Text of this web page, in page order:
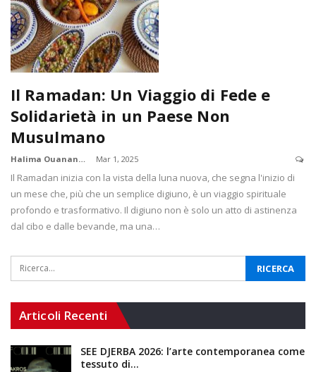
Il Ramadan: Un Viaggio di Fede e
Solidarietà in un Paese Non
Musulmano
Halima Ouanane Mar 1, 2025
Il Ramadan inizia con la vista della luna nuova, che segna l'inizio di
un mese che, più che un semplice digiuno, è un viaggio spirituale
profondo e trasformativo. Il digiuno non è solo un atto di astinenza
dal cibo e dalle bevande, ma una…
Articoli Recenti
SEE DJERBA 2026: l’arte contemporanea come
tessuto di…